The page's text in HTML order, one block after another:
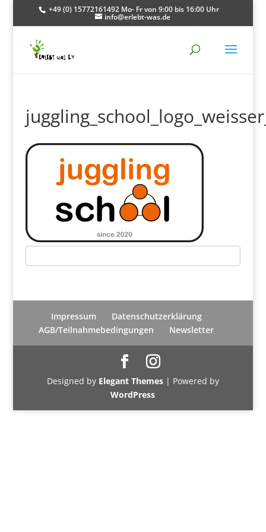
+49 (0) 15772161492 Mo- Fr von 9:00 bis 16:00 Uhr
info@erlebt-was.de
Impressum
Datenschutzerklärung
AGB/Teilnahmebedingungen
Newsletter
Designed by Elegant Themes| Powered by
WordPress